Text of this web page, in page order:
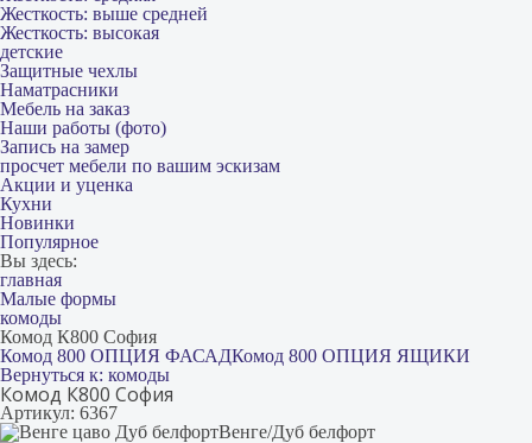
Жесткость: выше средней
Жесткость: высокая
детские
Защитные чехлы
Наматрасники
Мебель на заказ
Наши работы (фото)
Запись на замер
просчет мебели по вашим эскизам
Акции и уценка
Кухни
Новинки
Популярное
Вы здесь:
главная
Малые формы
комоды
Комод К800 София
Комод 800 ОПЦИЯ ФАСАДКомод 800 ОПЦИЯ ЯЩИКИ
Вернуться к: комоды
Комод К800 София
Артикул: 6367
Венге/Дуб белфорт